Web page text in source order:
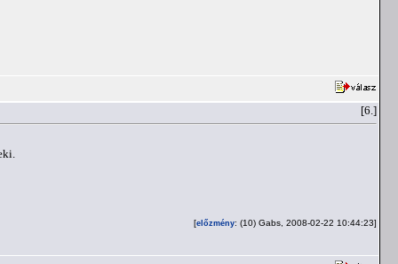
[6.]
[előzmény: (10) Gabs, 2008-02-22 10:44:23]